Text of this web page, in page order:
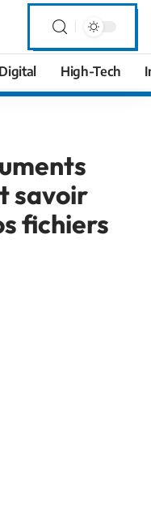
Digital High-Tech
savoir
fichiers